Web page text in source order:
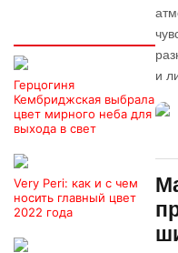
Герцогиня
Кембриджская выбрала
цвет мирного неба для
выхода в свет
Very Peri: как и с чем
носить главный цвет
2022 года
и